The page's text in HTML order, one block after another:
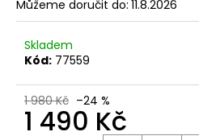
Můžeme doručit do: 11.8.2026
Skladem
Kód: 77559
1 980 Kč –24 %
1 490 Kč
D
o
o